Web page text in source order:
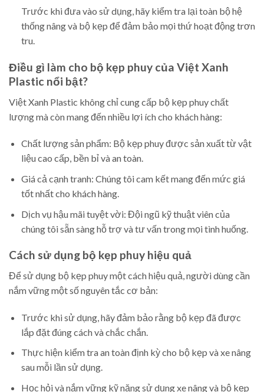
Trước khi đưa vào sử dụng, hãy kiểm tra lại toàn bộ hệ
thống nâng và bộ kẹp để đảm bảo mọi thứ hoạt động trơn
tru.
Điều gì làm cho bộ kẹp phuy của Việt Xanh
Plastic nổi bật?
Việt Xanh Plastic không chỉ cung cấp bộ kẹp phuy chất
lượng mà còn mang đến nhiều lợi ích cho khách hàng:
Chất lượng sản phẩm: Bộ kẹp phuy được sản xuất từ vật
liệu cao cấp, bền bỉ và an toàn.
Giá cả cạnh tranh: Chúng tôi cam kết mang đến mức giá
tốt nhất cho khách hàng.
Dịch vụ hậu mãi tuyệt vời: Đội ngũ kỹ thuật viên của
chúng tôi sẵn sàng hỗ trợ và tư vấn trong mọi tình huống.
Cách sử dụng bộ kẹp phuy hiệu quả
Để sử dụng bộ kẹp phuy một cách hiệu quả, người dùng cần
nắm vững một số nguyên tắc cơ bản:
Trước khi sử dụng, hãy đảm bảo rằng bộ kẹp đã được
lắp đặt đúng cách và chắc chắn.
Thực hiện kiểm tra an toàn định kỳ cho bộ kẹp và xe nâng
sau mỗi lần sử dụng.
Học hỏi và nắm vững kỹ năng sử dụng xe nâng và bộ kẹp